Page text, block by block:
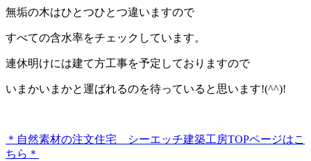
無垢の木はひとつひとつ違いますので
すべての含水率をチェックしています。
連休明けには建て方工事を予定しておりますので
いまかいまかと運ばれるのを待っていると思います!(^^)!
＊自然素材の注文住宅 シーエッチ建築工房TOPページはこ
ちら＊